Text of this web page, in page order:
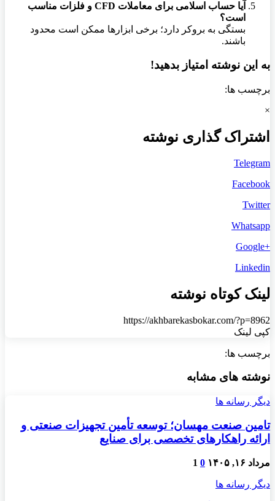
آیا حساب اسلامی برای معاملات CFD و فلزات مناسب
است؟
بستگی به بروکر دارد؛ برخی ابزارها ممکن است محدود
باشند.
به این نوشته امتیاز بدهید!
برچسب ها:
×
اشتراک گذاری نوشته
Telegram
Facebook
Twitter
Whatsapp
+Google
Linkedin
لینک کوتاه نوشته
https://akhbarekasbokar.com/?p=8962
کپی لینک
برچسب ها:
نوشته های مشابه
دیگر رسانه ها
تامین صنعت مهسان؛ توسعه تأمین تجهیزات صنعتی و
ارائه راهکارهای تخصصی برای صنایع
مرداد ۱۶, ۱۴۰۵ 0
1
دیگر رسانه ها